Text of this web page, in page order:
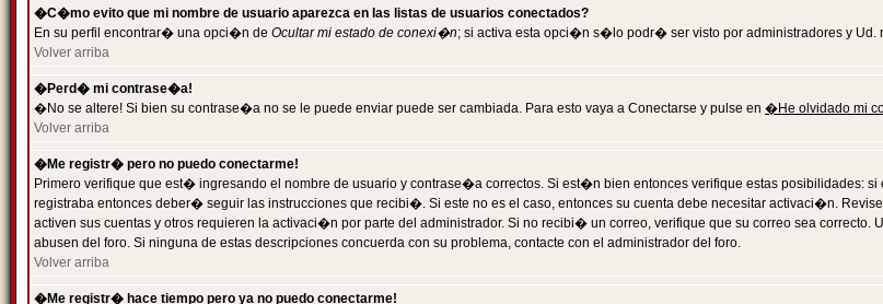
�C�mo evito que mi nombre de usuario aparezca en las listas de usuarios conectados?
En su perfil encontrar� una opci�n de Ocultar mi estado de conexi�n; si activa esta opci�n s�lo podr� ser visto por administradores y Ud.
Volver arriba
�Perd� mi contrase�a!
�No se altere! Si bien su contrase�a no se le puede enviar puede ser cambiada. Para esto vaya a Conectarse y pulse en �He olvidado mi
Volver arriba
�Me registr� pero no puedo conectarme!
Primero verifique que est� ingresando el nombre de usuario y contrase�a correctos. Si est�n bien entonces verifique estas posibilidades:
registraba entonces deber� seguir las instrucciones que recibi�. Si este no es el caso, entonces su cuenta debe necesitar activaci�n.
activen sus cuentas y otros requieren la activaci�n por parte del administrador. Si no recibi� un correo, verifique que su correo sea
abusen del foro. Si ninguna de estas descripciones concuerda con su problema, contacte con el administrador del foro.
Volver arriba
�Me registr� hace tiempo pero ya no puedo conectarme!